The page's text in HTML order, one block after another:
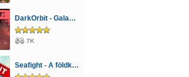
DarkOrbit - Galaktikus küzdelem
7K
Seafight - A földkígyó éve